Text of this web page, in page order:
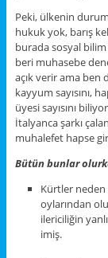
Peki, ülkenin
hukuk yok, barış
burada sosyal
beri muhasebe
açık verir ama ben
kayyum sayısını,
üyesi sayısını
İtalyanca şarkı
muhalefet hapse
Bütün bunlar
Kürtler neden
oylarından
ilericiliğin
imiş.